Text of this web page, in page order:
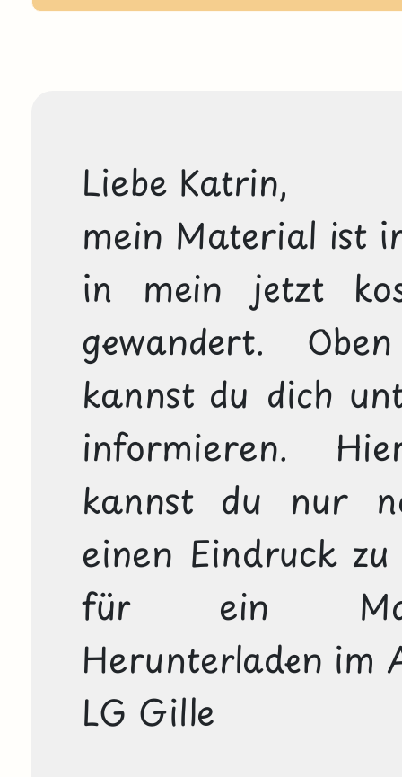
Liebe Katrin,
mein Material ist
in mein jetzt
gewandert.
kannst du dich
informieren.
kannst du nur
einen Eindruck
für ein
Herunterladen im
LG Gille